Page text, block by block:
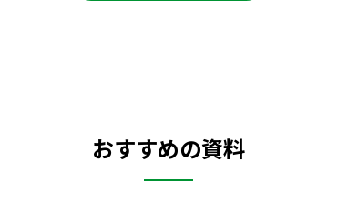
おすすめの資料